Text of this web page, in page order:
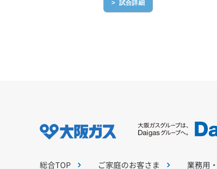
> 試合詳細
総合TOP ご家庭のお客さま 業務用